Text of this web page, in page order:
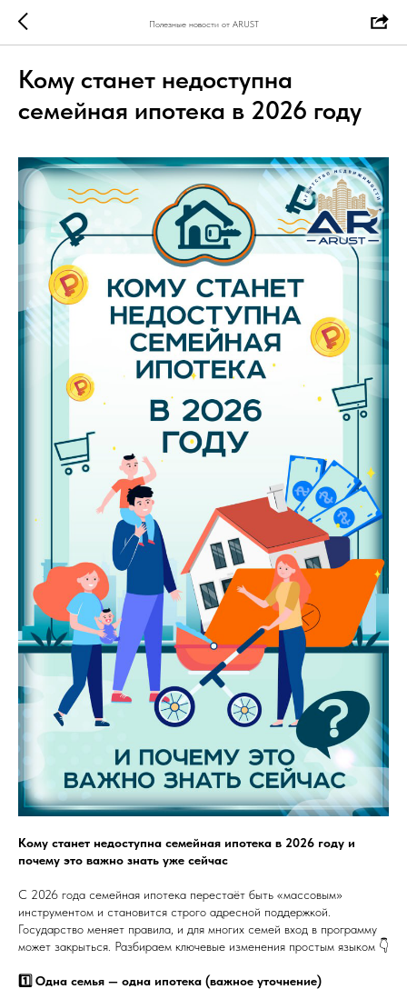
Полезные новости от ARUST
Кому станет недоступна
семейная ипотека в 2026 году
Кому станет недоступна семейная ипотека в 2026 году и
почему это важно знать уже сейчас
С 2026 года семейная ипотека перестаёт быть «массовым»
инструментом и становится строго адресной поддержкой.
Государство меняет правила, и для многих семей вход в программу
может закрыться. Разбираем ключевые изменения простым языком 👇
1️⃣ Одна семья — одна ипотека (важное уточнение)